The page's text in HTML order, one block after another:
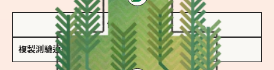
儲存我的結果圖
複製測驗連結 查看香氛類型全解析 >>>